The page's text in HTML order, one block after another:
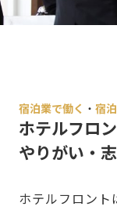
宿泊業で働く ・ 宿
ホテルフロ
やりがい・
ホテルフロント